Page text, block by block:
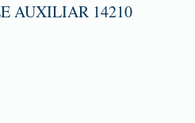
AUXILIAR 14210